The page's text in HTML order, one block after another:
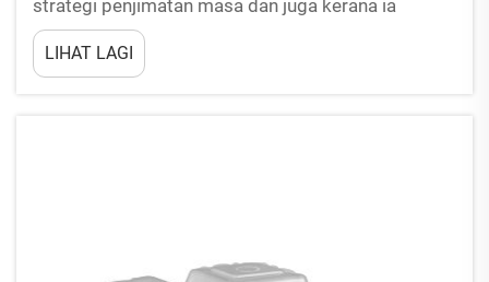
strategi penjimatan masa dan juga kerana ia
kedengaran seperti cara pemakanan yang sihat.
Anda juga boleh merancang apa yang akan
dimakan dan mengelakkan makanan ringan tidak
LIHAT LAGI